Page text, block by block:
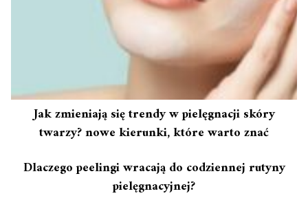
Jak zmieniają się trendy w pielęgnacji skóry
twarzy? nowe kierunki, które warto znać
Dlaczego peelingi wracają do codziennej rutyny
pielęgnacyjnej?